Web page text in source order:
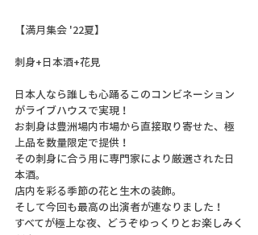
【満月集会 '22夏】
刺身+日本酒+花見
日本人なら誰しも心踊るこのコンビネーション
がライブハウスで実現！
お刺身は豊洲場内市場から直接取り寄せた、極
上品を数量限定で提供！
その刺身に合う用に専門家により厳選された日
本酒。
店内を彩る季節の花と生木の装飾。
そして今回も最高の出演者が連なりました！
すべてが極上な夜、どうぞゆっくりとお楽しみく